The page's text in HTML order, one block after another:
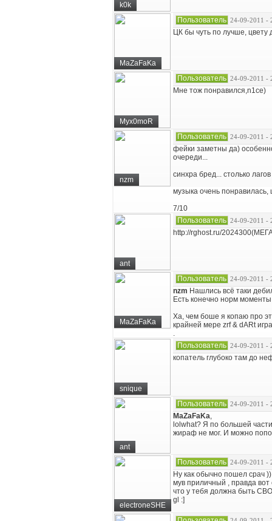
k0k
MaZaFaKa
Пользователь 24-09-2011 -
ЦК бы чуть по лучше, цвету
Myx0moR
Пользователь 24-09-2011 -
Мне тож понравился,n1ce)
nzm
Пользователь 24-09-2011 -
фейки заметны да)
очереди...
синхра бред... столько
музыка очень понравилась,
7/10
ant
Пользователь 24-09-2011 -
http://rghost.ru/
MaZaFaKa
Пользователь 24-09-2011 -
nzm Нашлись всё таки
Есть конечно норм
Ха, чем боше я копаю про
крайней мере zrf & dARt
.
snique
Пользователь 24-09-2011 -
копатель глубоко там до
ant
Пользователь 24-09-2011 -
MaZaFaKa,
lolwhat? Я по большей
жираф не мог. И можно
electroneSHE
Пользователь 24-09-2011 -
Ну как обычно пошел срач ))
мув приличный , правда
что у тебя должна быть
gl :]